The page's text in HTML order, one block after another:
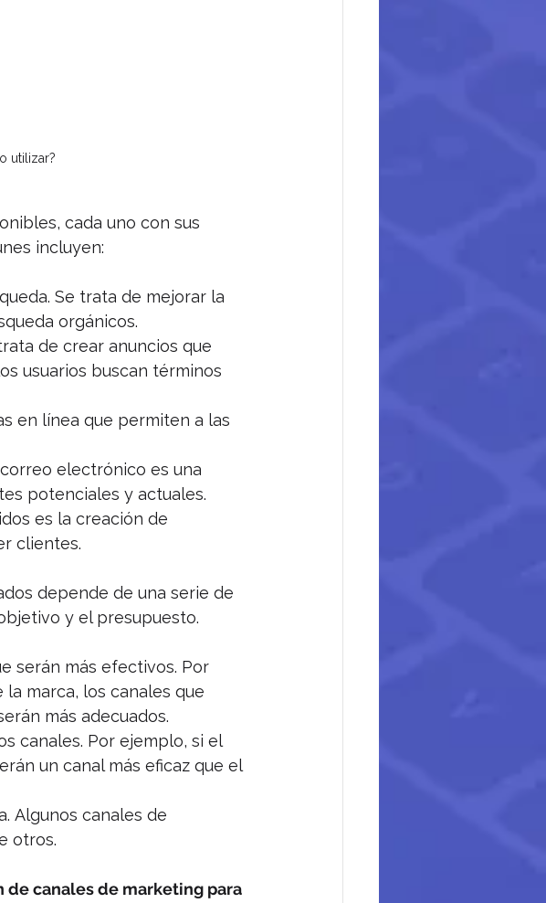
utilizar?
cada uno con sus
incluyen:
Se trata de mejorar la
orgánicos.
de crear anuncios que
usuarios buscan términos
en línea que permiten a las
electrónico es una
potenciales y actuales.
es la creación de
clientes.
depende de una serie de
y el presupuesto.
serán más efectivos. Por
marca, los canales que
más adecuados.
canales. Por ejemplo, si el
un canal más eficaz que el
Algunos canales de
otros.
canales de marketing para